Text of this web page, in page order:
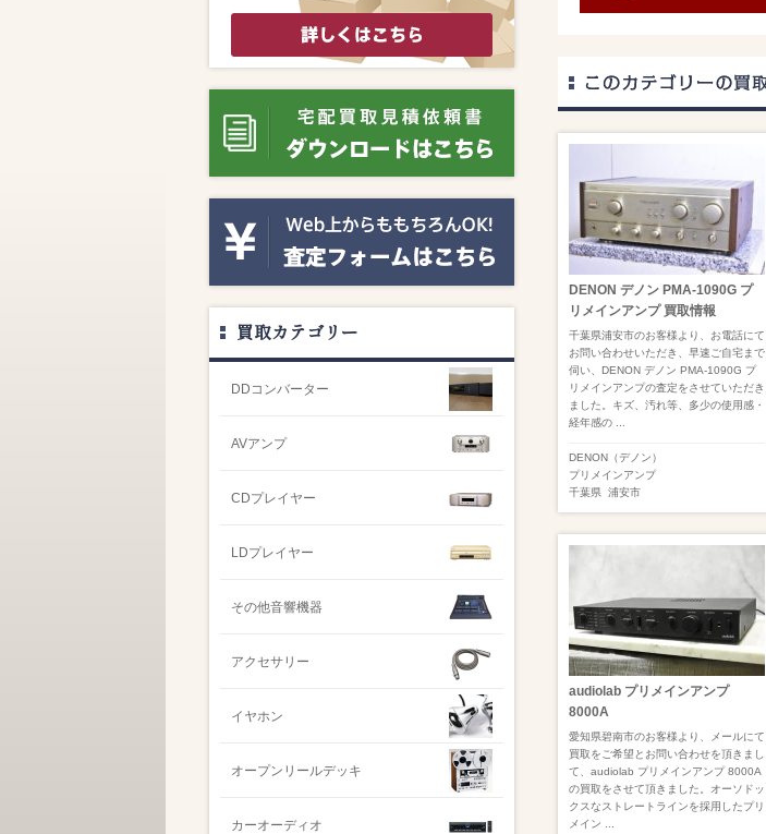
DENON デノン PMA-1090G プ
リメインアンプ 買取情報
千葉県浦安市のお客様より、お電話にて
お問い合わせいただき、早速ご自宅まで
伺い、DENON デノン PMA-1090G プ
リメインアンプの査定をさせていただき
ました。キズ、汚れ等、多少の使用感・
経年感の ...
DENON（デノン）
プリメインアンプ
千葉県 浦安市
audiolab プリメインアンプ
8000A
愛知県碧南市のお客様より、メールにて
買取をご希望とお問い合わせを頂きまし
て、audiolab プリメインアンプ 8000A
の買取をさせて頂きました。オーソドッ
クスなストレートラインを採用したプリ
メイン ...
買取カテゴリー
DDコンバーター
AVアンプ
CDプレイヤー
LDプレイヤー
その他音響機器
アクセサリー
イヤホン
オープンリールデッキ
カーオーディオ